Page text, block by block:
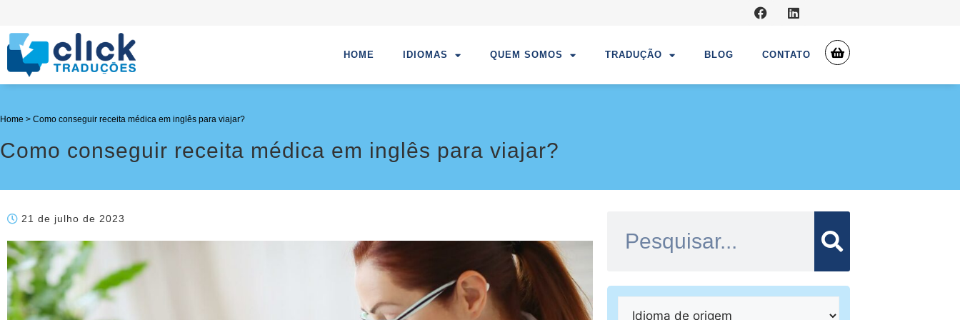
HOME IDIOMAS QUEM SOMOS TRADUÇÃO BLOG CONTATO
Home > Como conseguir receita médica em inglês para viajar?
Como conseguir receita médica em inglês para viajar?
21 de julho de 2023